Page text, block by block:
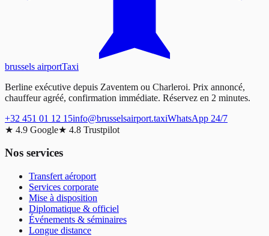
brussels airportTaxi
Berline exécutive depuis Zaventem ou Charleroi. Prix annoncé,
chauffeur agréé, confirmation immédiate. Réservez en 2 minutes.
+32 451 01 12 15info@brusselsairport.taxiWhatsApp 24/7
★ 4.9 Google★ 4.8 Trustpilot
Nos services
Transfert aéroport
Services corporate
Mise à disposition
Diplomatique & officiel
Événements & séminaires
Longue distance